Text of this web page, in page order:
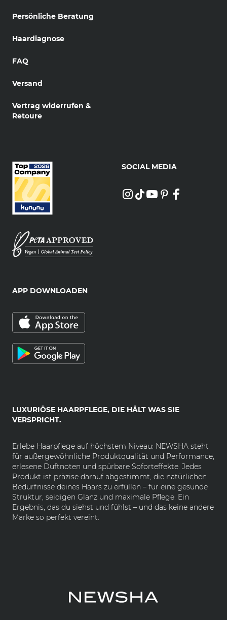
Persönliche Beratung
Haardiagnose
FAQ
Versand
Vertrag widerrufen &
Retoure
LUXURIÖSE HAARPFLEGE, DIE HÄLT WAS SIE
VERSPRICHT.
Erlebe Haarpflege auf höchstem Niveau: NEWSHA steht
für außergewöhnliche Produktqualität und Performance,
erlesene Duftnoten und spürbare Soforteffekte. Jedes
Produkt ist präzise darauf abgestimmt, die natürlichen
Bedürfnisse deines Haars zu erfüllen – für eine gesunde
Struktur, seidigen Glanz und maximale Pflege. Ein
Ergebnis, das du siehst und fühlst – und das keine andere
Marke so perfekt vereint.
SOCIAL MEDIA
APP DOWNLOADEN